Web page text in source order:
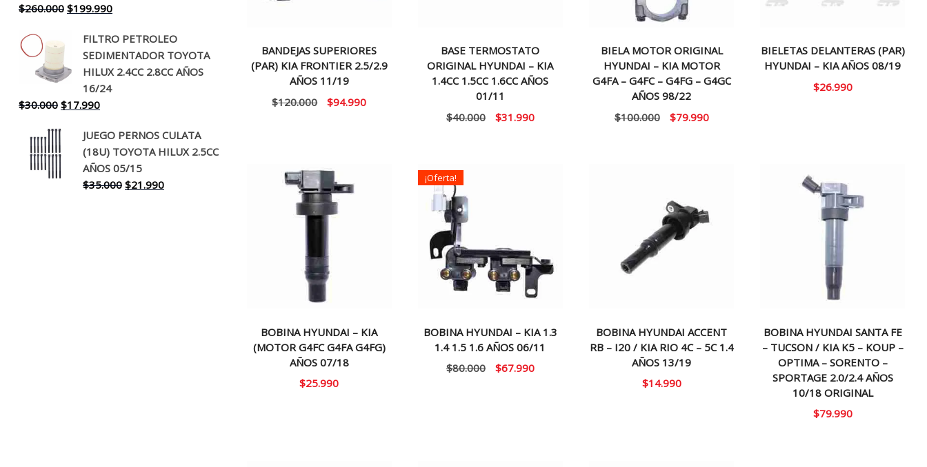
$260.000 El
original
era:
$260.000.
$199.990El
actual
es:
$199.990.
FILTRO PETROLEO
SEDIMENTADOR TOYOTA
HILUX 2.4CC 2.8CC AÑOS
16/24
$30.000 El
original
era:
$30.000.
$17.990El
actual
es:
$17.990.
JUEGO PERNOS CULATA
(18U) TOYOTA HILUX 2.5CC
AÑOS 05/15
$35.000 El
$21.990El
BANDEJAS SUPERIORES
(PAR) KIA FRONTIER 2.5/2.9
AÑOS 11/19
$120.000
El
$120.000.
$94.990El
BASE TERMOSTATO
ORIGINAL HYUNDAI – KIA
1.4CC 1.5CC 1.6CC AÑOS
01/11
$40.000
El
$31.990El
BIELA MOTOR ORIGINAL
HYUNDAI – KIA MOTOR
G4FA – G4FC – G4FG – G4GC
AÑOS 98/22
$100.000
El
$79.990El
BIELETAS DELANTERAS (PAR)
HYUNDAI – KIA AÑOS 08/19
$26.990
BOBINA HYUNDAI – KIA
(MOTOR G4FC G4FA G4FG)
AÑOS 07/18
$25.990
¡Oferta!
BOBINA HYUNDAI – KIA 1.3
1.4 1.5 1.6 AÑOS 06/11
$80.000
El
$67.990El
BOBINA HYUNDAI ACCENT
RB – I20 / KIA RIO 4C – 5C 1.4
AÑOS 13/19
$14.990
BOBINA HYUNDAI SANTA FE
– TUCSON / KIA K5 – KOUP –
OPTIMA – SORENTO –
SPORTAGE 2.0/2.4 AÑOS
10/18 ORIGINAL
$79.990